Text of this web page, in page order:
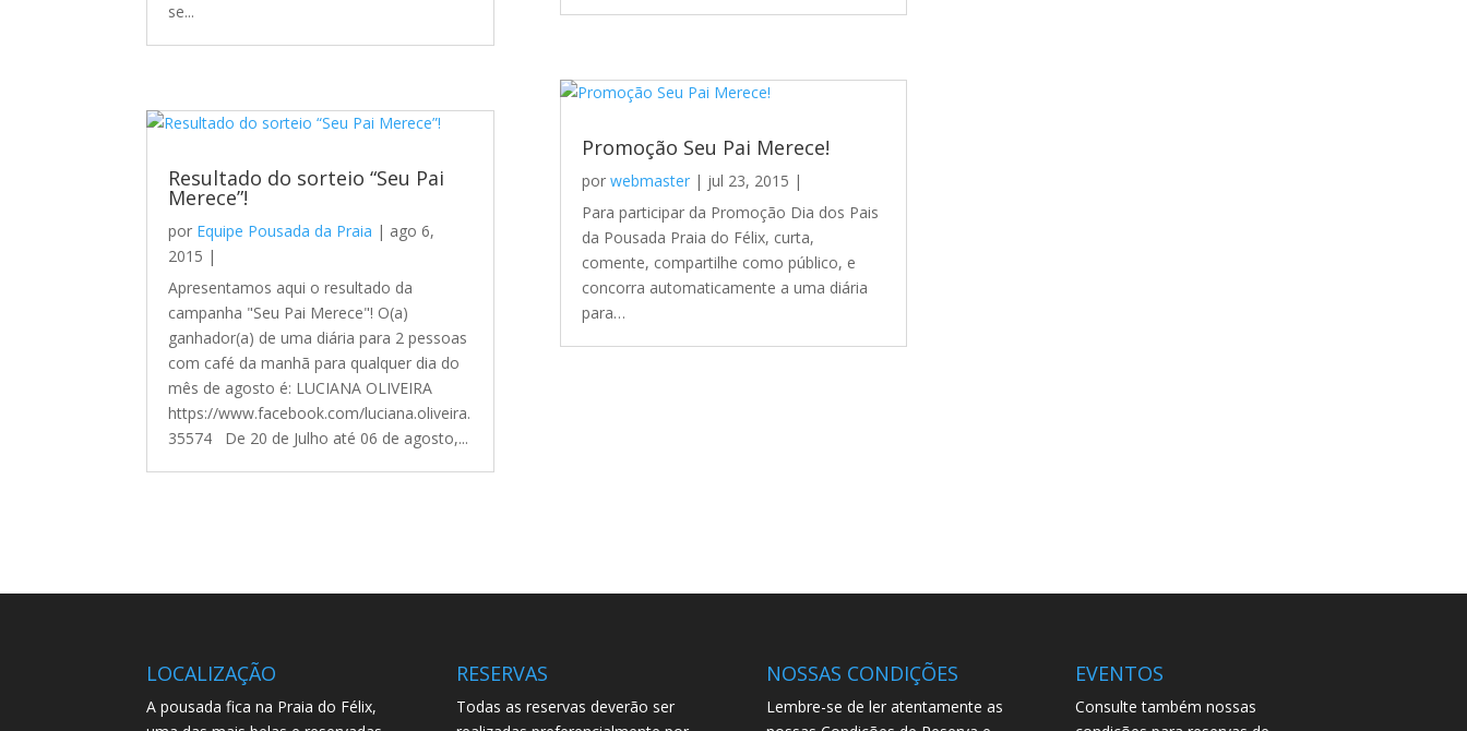
se...
Resultado do sorteio “Seu Pai
Merece”!
por Equipe Pousada da Praia | ago 6,
2015 |
Apresentamos aqui o resultado da
campanha "Seu Pai Merece"! O(a)
ganhador(a) de uma diária para 2 pessoas
com café da manhã para qualquer dia do
mês de agosto é: LUCIANA OLIVEIRA
https://www.facebook.com/luciana.oliveira.
35574 De 20 de Julho até 06 de agosto,...
Promoção Seu Pai Merece!
por webmaster| jul 23, 2015 |
Para participar da Promoção Dia dos Pais
da Pousada Praia do Félix, curta,
comente, compartilhe como público, e
concorra automaticamente a uma diária
para…
LOCALIZAÇÃO
A pousada fica na Praia do Félix,
RESERVAS
Todas as reservas deverão ser
NOSSAS CONDIÇÕES
Lembre-se de ler atentamente as
EVENTOS
Consulte também nossas